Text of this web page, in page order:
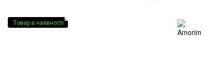
Товар в наявності